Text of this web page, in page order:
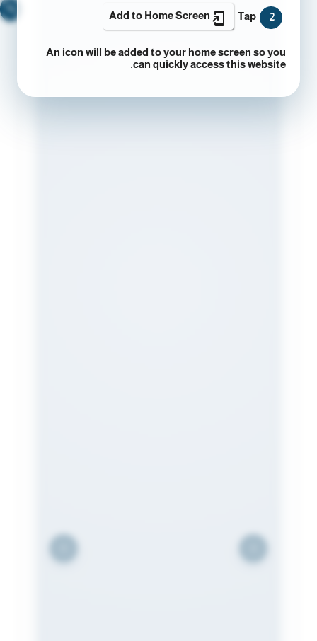
2
Tap
Add to Home Screen
An icon will be added to your home screen so you
can quickly access this website.